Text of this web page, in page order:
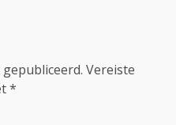
Vereiste
*